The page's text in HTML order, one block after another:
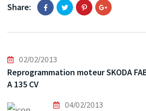
Share:
02/02/2013
Reprogrammation moteur SKODA
A 135 CV
04/02/2013